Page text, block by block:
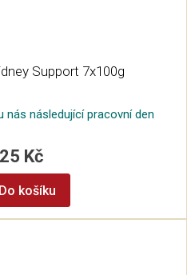
Support 7x100g
nás následující pracovní den
Kč
Do košíku